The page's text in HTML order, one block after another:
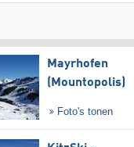
Mayrhofen
(Mountopolis)
Foto's tonen